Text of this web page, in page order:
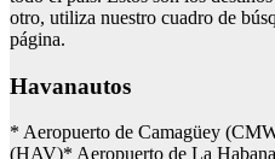
otro, utiliza nuestro cuadro de
página.
Havanautos
* Aeropuerto de Camagüey
(HAV)* Aeropuerto de La